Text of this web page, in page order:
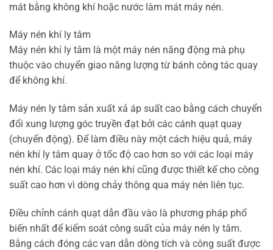
mát bằng không khí hoặc nước làm mát máy nén.
Máy nén khí ly tâm
Máy nén khí ly tâm là một máy nén năng động mà phụ
thuộc vào chuyển giao năng lượng từ bánh công tác quay
để không khí.
Máy nén ly tâm sản xuất xả áp suất cao bằng cách chuyển
đổi xung lượng góc truyền đạt bởi các cánh quạt quay
(chuyển động). Để làm điều này một cách hiệu quả, máy
nén khí ly tâm quay ở tốc độ cao hơn so với các loại máy
nén khí. Các loại máy nén khí cũng được thiết kế cho công
suất cao hơn vì dòng chảy thông qua máy nén liên tục.
Điều chỉnh cánh quạt dẫn đầu vào là phương pháp phổ
biến nhất để kiểm soát công suất của máy nén ly tâm.
Bằng cách đóng các van dẫn dòng tích và công suất được